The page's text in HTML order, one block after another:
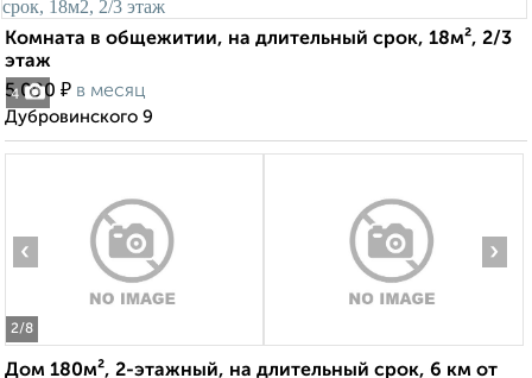
4
Комната в общежитии, на длительный срок, 18м², 2/3
этаж
5 000 ₽ в месяц
Дубровинского 9
2/8
‹ ›
Дом 180м², 2-этажный, на длительный срок, 6 км от